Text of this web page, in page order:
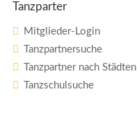
Tanzparter
Mitglieder-Login
Tanzpartnersuche
Tanzpartner nach Städten
Tanzschulsuche